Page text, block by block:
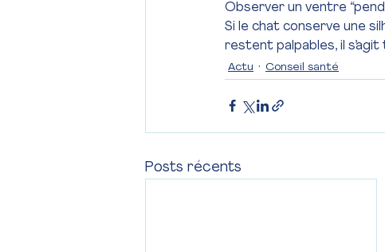
Observer un ventre
Si le chat conserve une
restent palpables, il
Actu Conseil santé
Posts récents